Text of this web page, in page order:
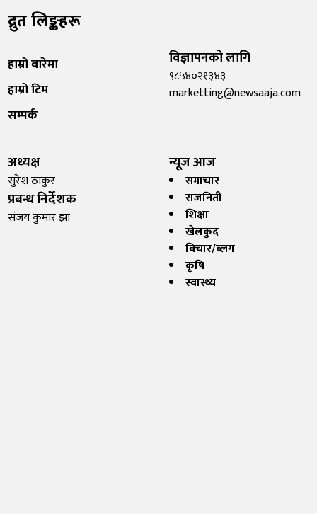
द्रुत लिङ्कहरू
हाम्रो बारेमा
हाम्रो टिम
सम्पर्क
विज्ञापनको लागि
९८५४०२१३४३
marketting@newsaaja.com
अध्यक्ष
सुरेश ठाकुर
प्रबन्ध निर्देशक
संजय कुमार झा
न्यूज आज
समाचार
राजनिती
शिक्षा
खेलकुद
विचार/ब्लग
कृषि
स्वास्थ्य